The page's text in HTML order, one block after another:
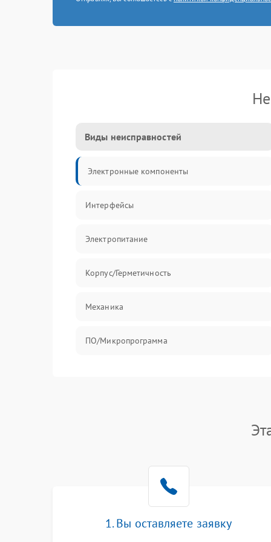
Виды неисправностей
Электронные компоненты
Интерфейсы
Электропитание
Корпус/Герметичность
Механика
ПО/Микропрограмма
1. Вы оставляете заявку